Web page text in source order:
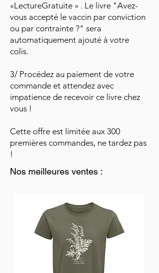
«LectureGratuite » . Le livre "Avez-
vous accepté le vaccin par conviction
ou par contrainte ?" sera
automatiquement ajouté à votre
colis.
3/ Procédez au paiement de votre
commande et attendez avec
impatience de recevoir ce livre chez
vous !
Cette offre est limitée aux 300
premières commandes, ne tardez pas
!
Nos meilleures ventes :